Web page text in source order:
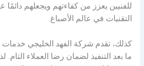
للفنيين يعزز من كفاءتهم ويجعلهم
التقنيات في عالم الأصباغ.
كذلك، تقدم شركة الفهد الخليجي خدمات
ما بعد التنفيذ لضمان رضا العملاء التام.